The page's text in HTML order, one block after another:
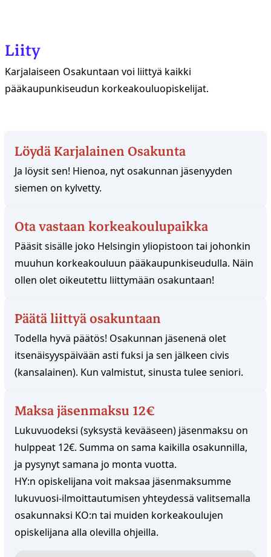
Liity
Karjalaiseen Osakuntaan voi liittyä kaikki
pääkaupunkiseudun korkeakouluopiskelijat.
Löydä Karjalainen Osakunta
Ja löysit sen! Hienoa, nyt osakunnan jäsenyyden
siemen on kylvetty.
Ota vastaan korkeakoulupaikka
Pääsit sisälle joko Helsingin yliopistoon tai johonkin
muuhun korkeakouluun pääkaupunkiseudulla. Näin
ollen olet oikeutettu liittymään osakuntaan!
Päätä liittyä osakuntaan
Todella hyvä päätös! Osakunnan jäsenenä olet
itsenäisyyspäivään asti fuksi ja sen jälkeen civis
(kansalainen). Kun valmistut, sinusta tulee seniori.
Maksa jäsenmaksu 12€
Lukuvuodeksi (syksystä kevääseen) jäsenmaksu on
hulppeat 12€. Summa on sama kaikilla osakunnilla,
ja pysynyt samana jo monta vuotta.
HY:n opiskelijana voit maksaa jäsenmaksumme
lukuvuosi-ilmoittautumisen yhteydessä valitsemalla
osakunnaksi KO:n tai muiden korkeakoulujen
opiskelijana alla olevilla ohjeilla.